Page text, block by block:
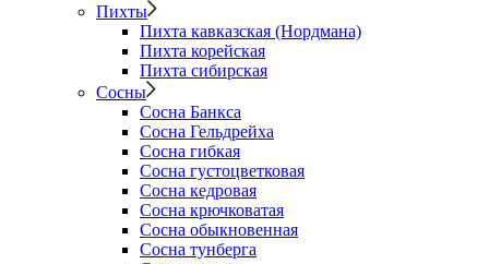
Пихты
Пихта кавказская (Нордмана)
Пихта корейская
Пихта сибирская
Сосны
Сосна Банкса
Сосна Гельдрейха
Сосна гибкая
Сосна густоцветковая
Сосна кедровая
Сосна крючковатая
Сосна обыкновенная
Сосна тунберга